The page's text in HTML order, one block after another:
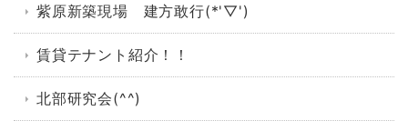
紫原新築現場 建方敢行(*'▽')
賃貸テナント紹介！！
北部研究会(^^)